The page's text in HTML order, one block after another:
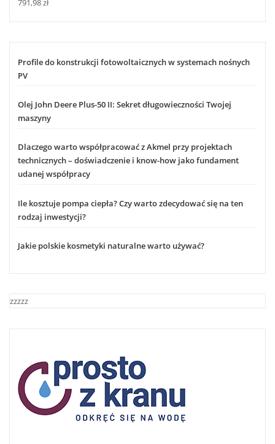
Profile do konstrukcji fotowoltaicznych w systemach nośnych
PV
Olej John Deere Plus-50 II: Sekret długowieczności Twojej
maszyny
Dlaczego warto współpracować z Akmel przy projektach
technicznych – doświadczenie i know-how jako fundament
udanej współpracy
Ile kosztuje pompa ciepła? Czy warto zdecydować się na ten
rodzaj inwestycji?
Jakie polskie kosmetyki naturalne warto używać?
zzzzz